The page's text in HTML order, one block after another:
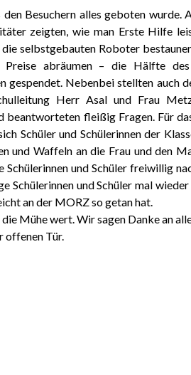
Besuchern alles geboten wurde.
zeigten, wie man Erste Hilfe
selbstgebauten Roboter
abräumen – die Hälfte
gespendet. Nebenbei stellten auch
Herr Asal und Frau
beantworteten fleißig Fragen. Für
Schüler und Schülerinnen der
und Waffeln an die Frau und den
Schülerinnen und Schüler freiwillig
Schülerinnen und Schüler mal
an der MORZ so getan hat.
Mühe wert. Wir sagen Danke an
offenen Tür.